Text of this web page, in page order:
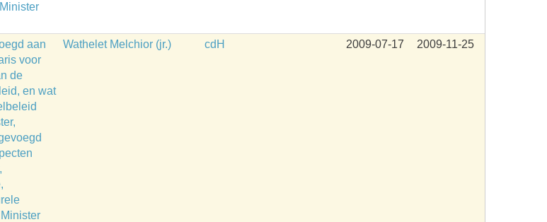
aan
voor
de
en wat
Wathelet Melchior (jr.) cdH 2009-07-17 2009-11-25